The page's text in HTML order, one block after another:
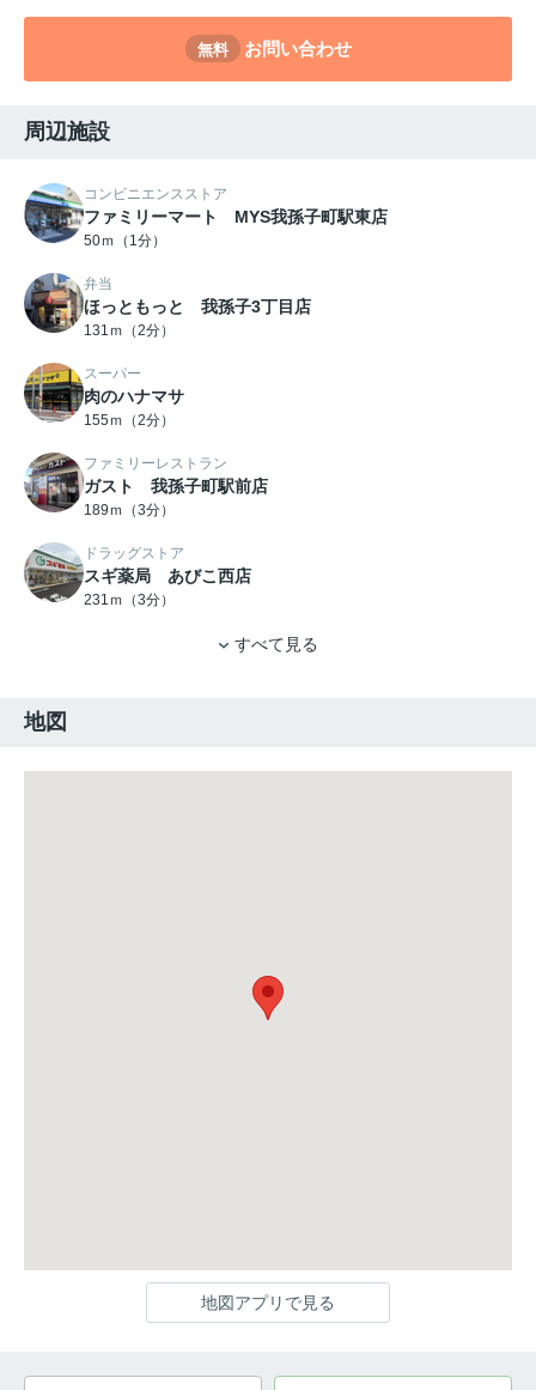
無料 お問い合わせ
周辺施設
コンビニエンスストア
ファミリーマート MYS我孫子町駅東店
50ｍ（1分）
弁当
ほっともっと 我孫子3丁目店
131ｍ（2分）
スーパー
肉のハナマサ
155ｍ（2分）
ファミリーレストラン
ガスト 我孫子町駅前店
189ｍ（3分）
ドラッグストア
スギ薬局 あびこ西店
231ｍ（3分）
すべて見る
地図
地図アプリで見る